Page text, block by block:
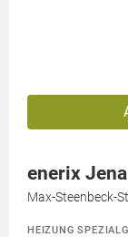
enerix Jena
Max-Steenbeck-
HEIZUNG